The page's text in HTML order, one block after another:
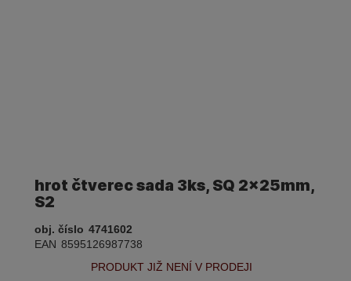
hrot čtverec sada 3ks, SQ 2x25mm,
S2
obj. číslo 4741602
EAN 8595126987738
PRODUKT JIŽ NENÍ V PRODEJI